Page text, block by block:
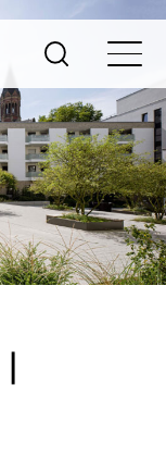
Suche
|